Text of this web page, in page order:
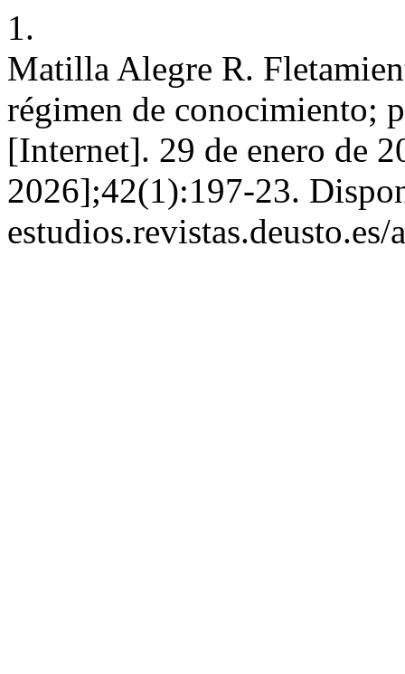
1.
Matilla Alegre R.
régimen de conocimiento;
[Internet]. 29 de enero de
2026];42(1):197-23.